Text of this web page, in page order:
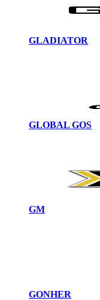
GLADIATOR
GLOBAL GOS
GM
GONHER